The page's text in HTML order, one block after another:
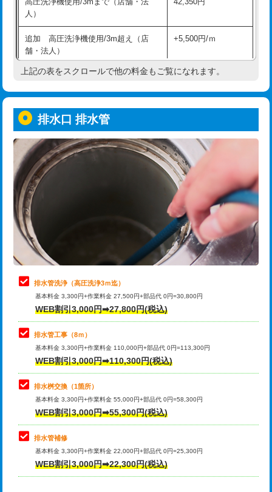
め込み）)
給水管工事※（土の掘削・埋め戻し作
業)
11,000円
給水管工事※（塩ビ管（VP・HI）使
用/3ｍまで)
用（追加）/3ｍ超え)
給水管工事※（ライニング鋼管・銅
管・ポリ管・HT管使用/3ｍまで)
44,000円
給水管工事※（ライニング鋼管・銅
管・ポリ管・HT管使用/3ｍ超え)
+8,800円
排水管工事（土の掘削・埋め戻し作
業）
11,000円~
排水管工事（排水管工事/3ｍまで） 55,000円
排水管工事（追加 排水管工事/3ｍ超
え）
マス交換（土の掘削・埋め戻し作業）
マス交換（深さ50㎝未満）
マス交換（深さ50㎝以上）
コンクリート斫り（厚さ10㎝まで）
コンクリート斫り（厚さ10㎝超え）
モルタル補修（厚さ10㎝まで）
モルタル補修（厚さ10㎝超え）
人）
追加 高圧洗浄機使用/3m超え（店
舗・法人）
+5,500円/ｍ
高度高圧洗浄換 現地調査
トーラー機使用/3mまで
追加トーラー機使用/3m超え +3,300円
カメラ調査 33,000円
桝清掃 8,800円
止水・漏水調査・防水処理・清掃・修
理・調整・分解・加工など（軽作業）
11,000円
止水・漏水調査・防水処理・清掃・修
理・調整・分解・加工など（中作業）
22,000円
止水・漏水調査・防水処理・清掃・修
理・調整・分解・加工など（重作業）
33,000円
その他部品の脱着
交換・取付（タンク）
交換・取付(単水栓（壁付・デッキ
式）)
交換・取付(混合水栓（壁付・デッキ
式・ワンホール）)
16,500円+材料費
交換・取付(排水栓・排水トラップ
上記の表をスクロールで他の料金もご覧になれます。
排水口 排水管
排水管洗浄（高圧洗浄3ｍ迄）
基本料金 3,300円+作業料金 27,500円+部品代 0円=30,800円
WEB割引3,000円➡27,800円(税込)
排水管工事（8ｍ）
基本料金 3,300円+作業料金 110,000円+部品代 0円=113,300円
WEB割引3,000円➡110,300円(税込)
排水桝交換（1箇所）
基本料金 3,300円+作業料金 55,000円+部品代 0円=58,300円
WEB割引3,000円➡55,300円(税込)
排水管補修
基本料金 3,300円+作業料金 22,000円+部品代 0円=25,300円
WEB割引3,000円➡22,300円(税込)